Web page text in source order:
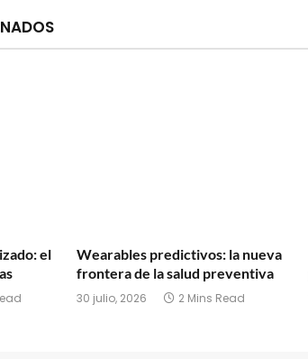
el
Wearables predictivos: la nueva
frontera de la salud preventiva
30 julio, 2026 2 Mins Read